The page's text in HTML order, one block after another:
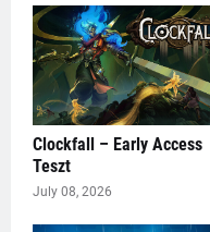
Clockfall – Early Access
Teszt
July 08, 2026